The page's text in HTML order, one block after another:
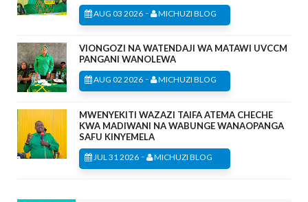
AUG 03 2026 - MICHUZI BLOG
VIONGOZI NA WATENDAJI WA MATAWI UVCCM
PANGANI WANOLEWA
AUG 02 2026 - MICHUZI BLOG
MWENYEKITI WAZAZI TAIFA ATEMA CHECHE
KWA MADIWANI NA WABUNGE WANAOPANGA
SAFU KINYEMELA
JUL 31 2026 - MICHUZI BLOG